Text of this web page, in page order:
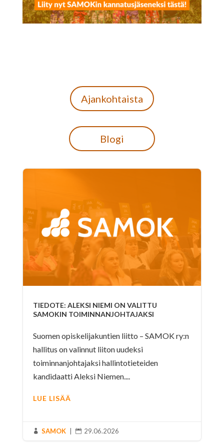
Ajankohtaista
Blogi
TIEDOTE: ALEKSI NIEMI ON VALITTU
SAMOKIN TOIMINNANJOHTAJAKSI
Suomen opiskelijakuntien liitto – SAMOK ry:n
hallitus on valinnut liiton uudeksi
toiminnanjohtajaksi hallintotieteiden
kandidaatti Aleksi Niemen....
LUE LISÄÄ
 SAMOK  29.06.2026